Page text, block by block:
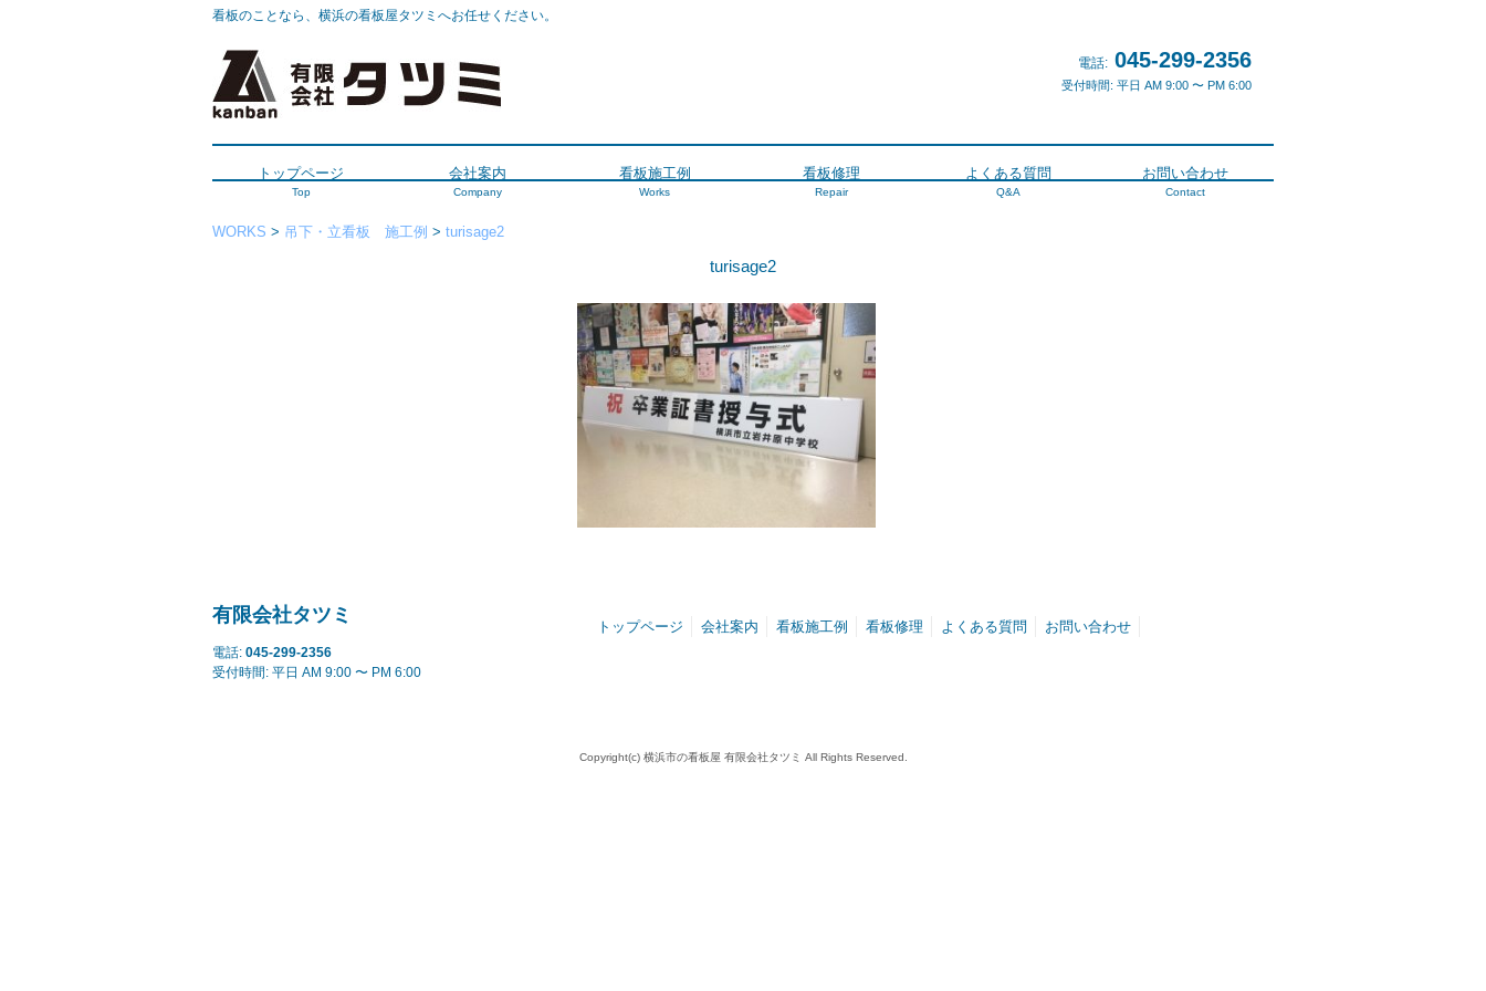
看板のことなら、横浜の看板屋タツミへお任せください。
電話: 045-299-2356
受付時間: 平日 AM 9:00 〜 PM 6:00
トップページ
Top
会社案内
Company
看板施工例
Works
看板修理
Repair
よくある質問
Q&A
お問い合わせ
Contact
WORKS > 吊下・立看板 施工例 > turisage2
turisage2
有限会社タツミ
電話: 045-299-2356
受付時間: 平日 AM 9:00 〜 PM 6:00
トップページ 会社案内 看板施工例 看板修理 よくある質問 お問い合わせ
Copyright(c) 横浜市の看板屋 有限会社タツミ All Rights Reserved.